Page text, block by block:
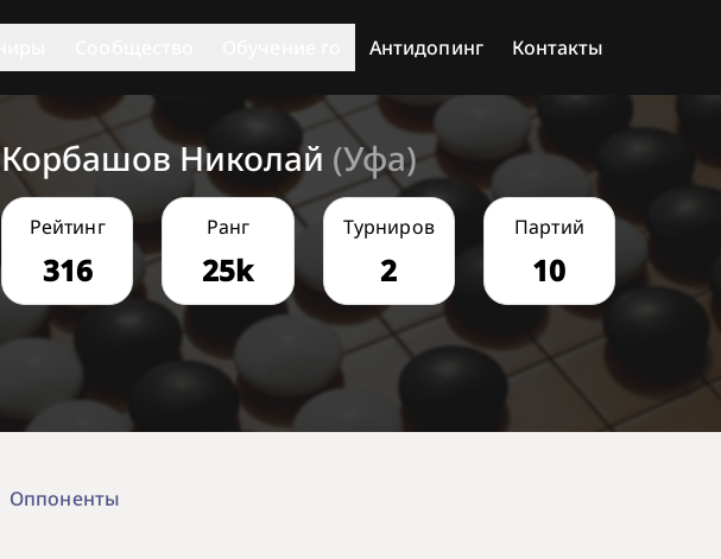
Антидопинг Контакты
Корбашов Николай (Уфа)
Рейтинг
316
Ранг
25k
Турниров
2
Партий
10
Оппоненты